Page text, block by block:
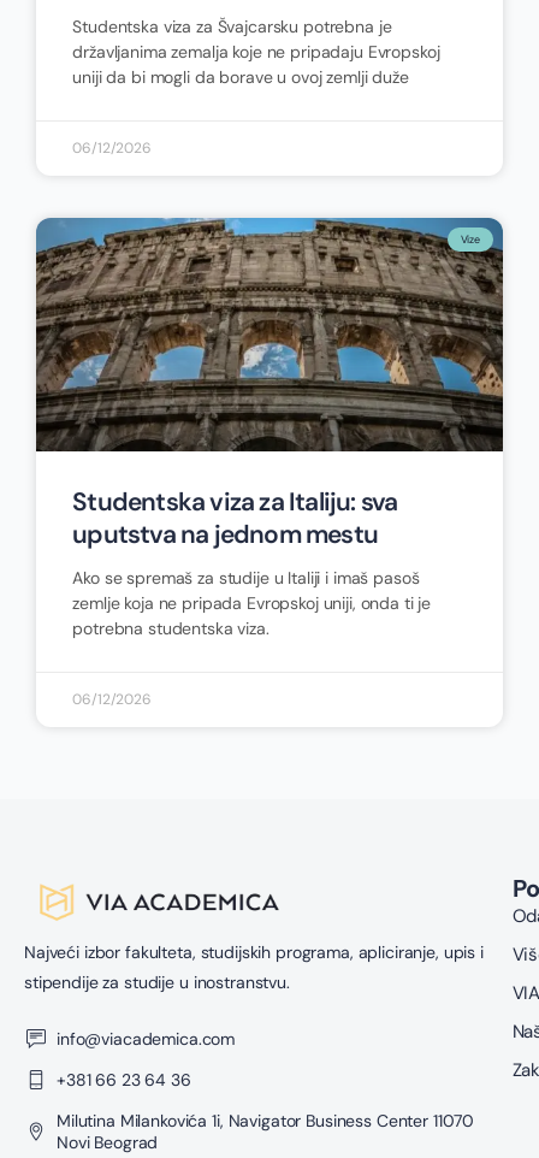
Studentska viza za Švajcarsku potrebna je
državljanima zemalja koje ne pripadaju Evropskoj
uniji da bi mogli da borave u ovoj zemlji duže
06/12/2026
Vize
Studentska viza za Italiju: sva
uputstva na jednom mestu
Ako se spremaš za studije u Italiji i imaš pasoš
zemlje koja ne pripada Evropskoj uniji, onda ti je
potrebna studentska viza.
06/12/2026
Najveći izbor fakulteta, studijskih programa, apliciranje, upis i
stipendije za studije u inostranstvu.
info@viacademica.com
+381 66 23 64 36
Milutina Milankovića 1i, Navigator Business Center 11070
Novi Beograd